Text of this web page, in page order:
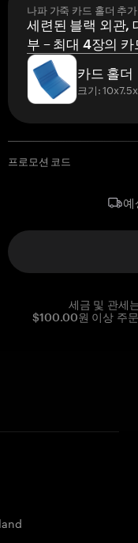
나파 가죽 카드 홀더 추가
세련된 블랙 외관,
부 – 최대 4장의
카드 홀더
크기:
프로모션 코드
예
세금 및 관세
$100.00원 이상 주